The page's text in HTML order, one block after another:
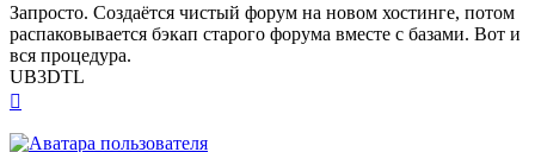
Запросто. Создаётся чистый форум на новом хостинге, потом
распаковывается бэкап старого форума вместе с базами. Вот и
вся процедура.
UB3DTL
началу